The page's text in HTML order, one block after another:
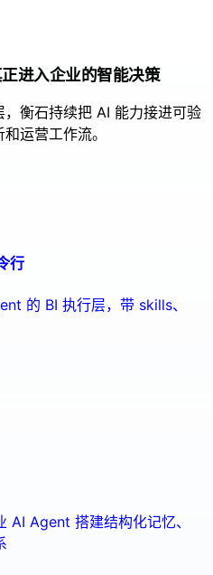
进入企业的智能决策
衡石持续把 AI 能力接进可验
运营工作流。
行
的 BI 执行层，带 skills、
Agent 搭建结构化记忆、